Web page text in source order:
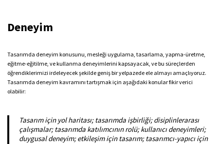
Deneyim
Tasarımda deneyim konusunu, mesleği uygulama, tasarlama, yapma-üretme,
eğitme-eğitilme, ve kullanma deneyimlerini kapsayacak, ve bu süreçlerden
öğrendiklerimizi irdeleyecek şekilde geniş bir yelpazede ele almayı amaçlıyoruz.
Tasarımda deneyim kavramını tartışmak için aşağıdaki konular fikir verici
olabilir:
Tasarım için yol haritası; tasarımda işbirliği; disiplinlerarası
çalışmalar; tasarımda katılımcının rolü; kullanıcı deneyimleri;
duygusal deneyim; etkileşim için tasarım; tasarımcı-yapıcı için